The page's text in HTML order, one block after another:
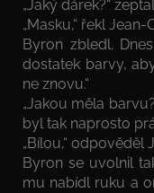
„Jaký dárek?“
„Masku,“ řekl Jean-
Byron zbledl.
dostatek barvy,
ne znovu.“
„Jakou měla
byl tak naprosto
„Bílou,“ odpověděl
Byron se uvolnil
mu nabídl ruku a